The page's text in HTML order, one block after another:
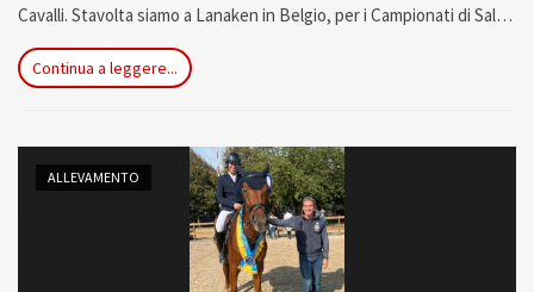
Cavalli. Stavolta siamo a Lanaken in Belgio, per i Campionati di Salto.
L'evento è stato curato dalla Federazione Equestre Internazionale
(FEI) e dalla Federazione Mondiale degli Allevatori del cavallo
Continua a leggere...
ALLEVAMENTO